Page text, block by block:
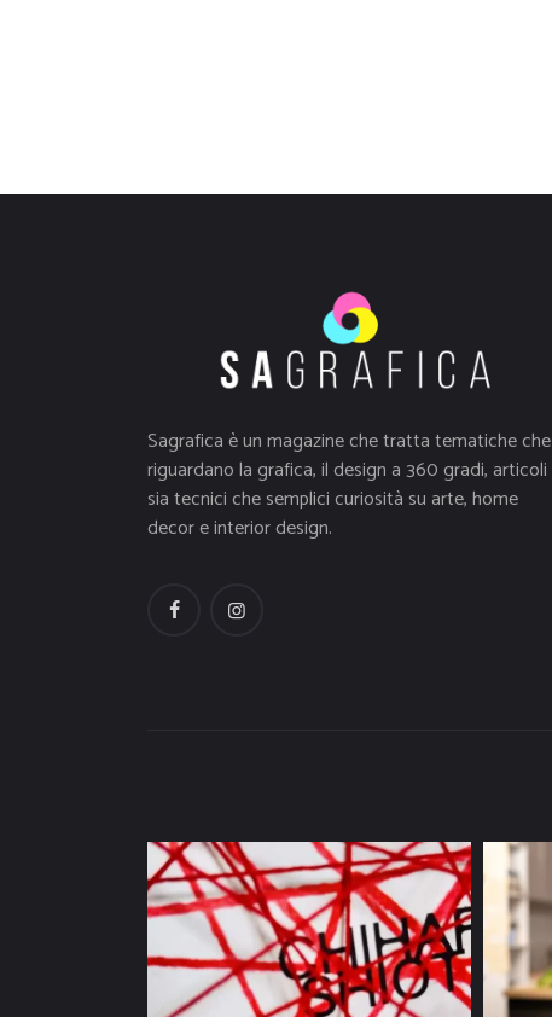
Sagrafica è un magazine che tratta tematiche che
riguardano la grafica, il design a 360 gradi, articoli
sia tecnici che semplici curiosità su arte, home
decor e interior design.